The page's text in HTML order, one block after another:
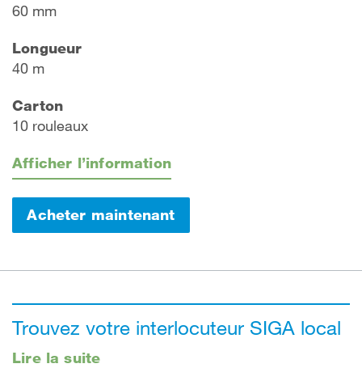
60 mm
Longueur
40 m
Carton
10 rouleaux
Afficher l’information
Acheter maintenant
Trouvez votre interlocuteur SIGA local
Lire la suite